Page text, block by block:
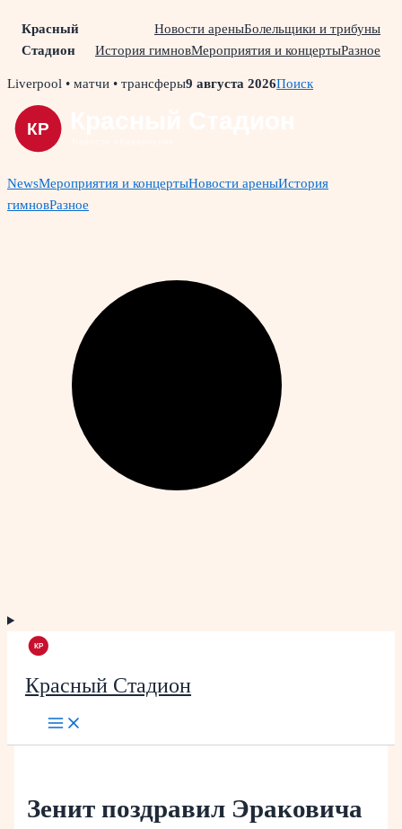
Красный
Стадион
Новости ареныБолельщики и трибуны
История гимновМероприятия и концертыРазное
Skip
content
Liverpool • матчи • трансферы9 августа 2026Поиск
NewsМероприятия и концертыНовости ареныИстория
гимновРазное
Красный Стадион
Зенит поздравил Эраковича